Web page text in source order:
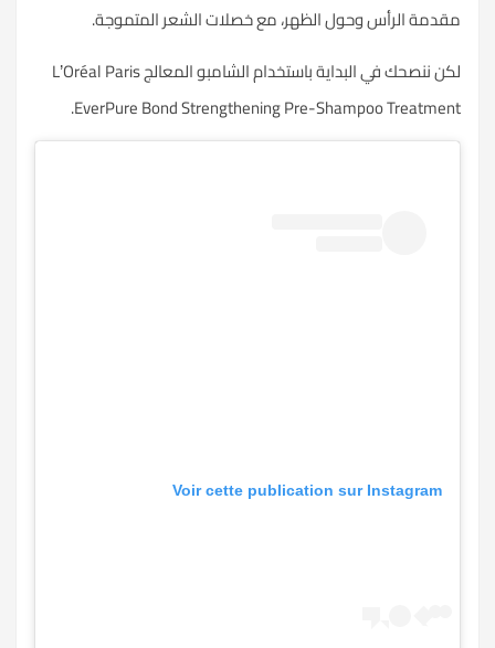
مقدمة الرأس وحول الظهر، مع خصلات الشعر المتموجة.
لكن ننصحك في البداية باستخدام الشامبو المعالجL’Oréal Paris
EverPure Bond Strengthening Pre-Shampoo Treatment
.
Voir cette publication sur Instagram